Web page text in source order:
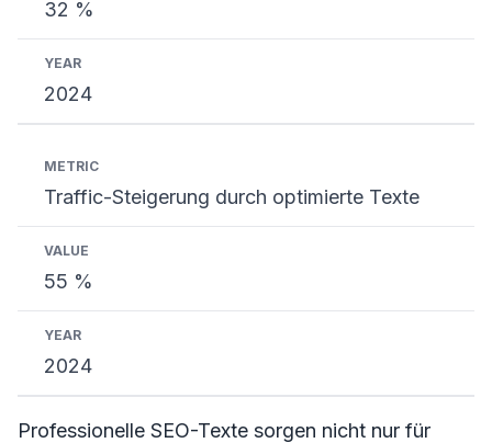
32 %
2024
Traffic-Steigerung durch optimierte Texte
55 %
2024
Professionelle SEO-Texte sorgen nicht nur für